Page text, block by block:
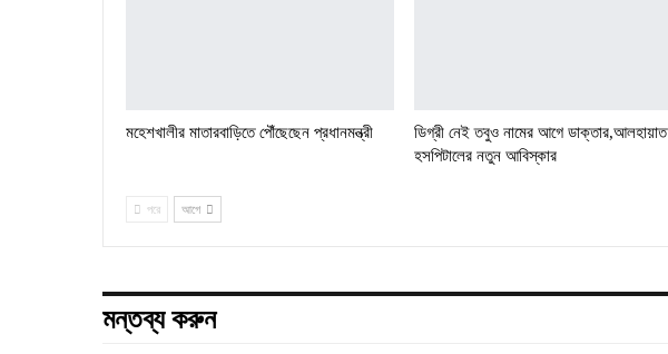
মহেশখালীর মাতারবাড়িতে পৌঁছেছেন প্রধানমন্ত্রী
ডিগ্রী নেই তবুও নামের আগে ডাক্তার,আলহায়াত
হসপিটালের নতুন আবিস্কার
পরে আগে
মন্তব্য করুন